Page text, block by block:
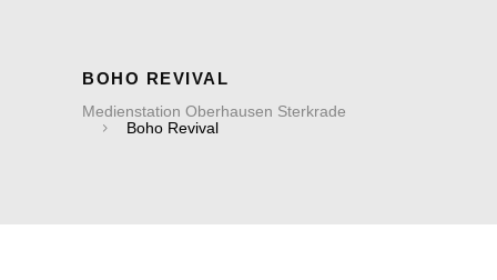
BOHO REVIVAL
Medienstation Oberhausen Sterkrade
Boho Revival